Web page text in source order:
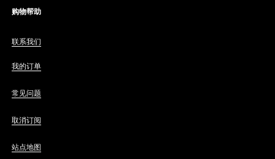
购物帮助
联系我们
我的订单
常见问题
取消订阅
站点地图